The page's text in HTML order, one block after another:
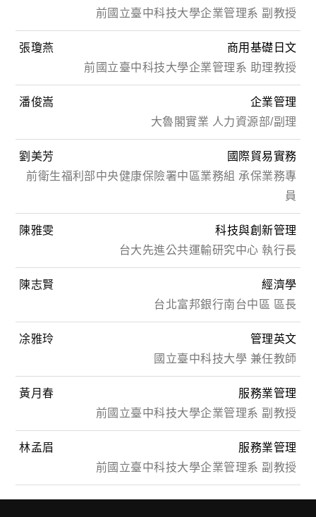
前國立臺中科技大學企業管理系 副教授
商用基礎日文
張瓊燕
前國立臺中科技大學企業管理系 助理教授
企業管理
潘俊嵩
大魯閣實業 人力資源部/副理
國際貿易實務
劉美芳
前衛生福利部中央健康保險署中區業務組 承保業務專
員
科技與創新管理
陳雅雯
台大先進公共運輸研究中心 執行長
經濟學
陳志賢
台北富邦銀行南台中區 區長
管理英文
凃雅玲
國立臺中科技大學 兼任教師
服務業管理
黃月春
前國立臺中科技大學企業管理系 副教授
服務業管理
林孟眉
前國立臺中科技大學企業管理系 副教授